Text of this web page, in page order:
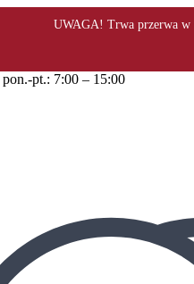
pon.-pt.: 7:00 – 15:00